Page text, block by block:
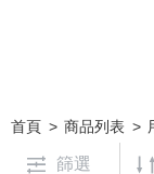
首頁 商品列表
篩選